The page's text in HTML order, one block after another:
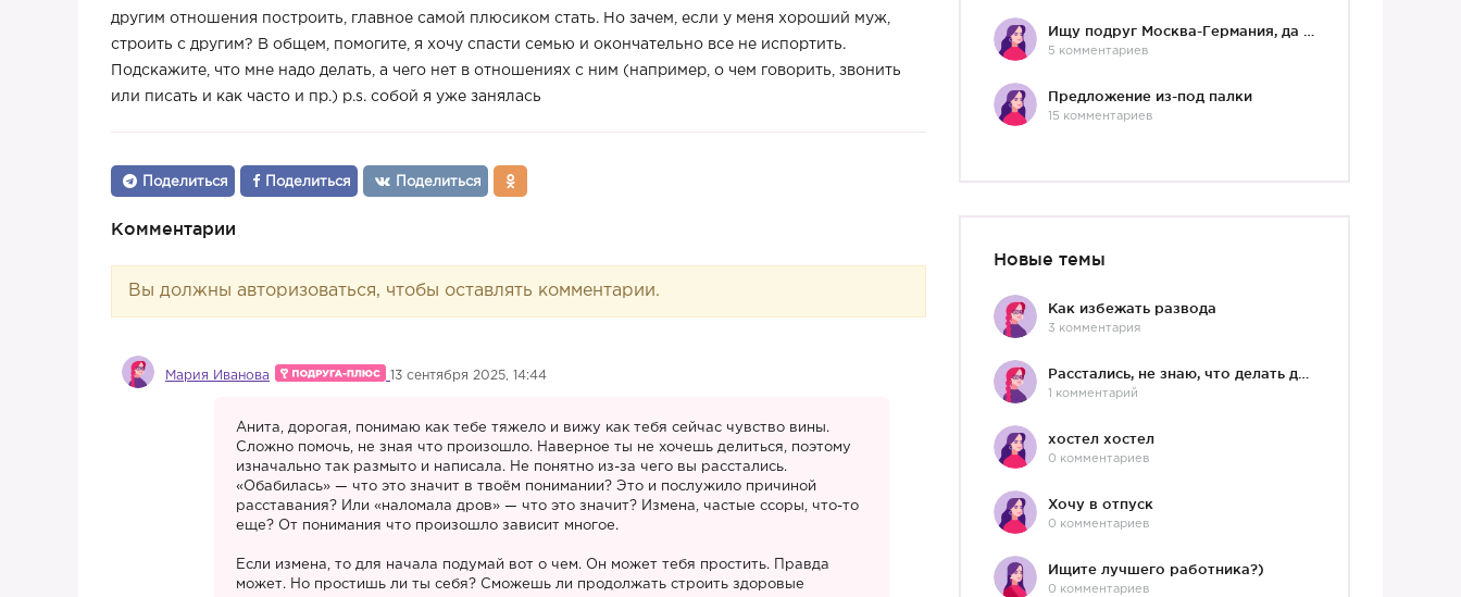
другим отношения построить, главное самой плюсиком стать. Но зачем, если у меня хороший муж,
строить с другим? В общем, помогите, я хочу спасти семью и окончательно все не испортить.
Подскажите, что мне надо делать, а чего нет в отношениях с ним (например, о чем говорить, звонить
или писать и как часто и пр.) p.s. собой я уже занялась
Поделиться Поделиться Поделиться
Комментарии
Вы должны авторизоваться, чтобы оставлять комментарии.
Мария Иванова 13 сентября 2025, 14:44
Анита, дорогая, понимаю как тебе тяжело и вижу как тебя сейчас чувство вины.
Сложно помочь, не зная что произошло. Наверное ты не хочешь делиться, поэтому
изначально так размыто и написала. Не понятно из-за чего вы расстались.
«Обабилась» — что это значит в твоём понимании? Это и послужило причиной
расставания? Или «наломала дров» — что это значит? Измена, частые ссоры, что-то
еще? От понимания что произошло зависит многое.
Если измена, то для начала подумай вот о чем. Он может тебя простить. Правда
может. Но простишь ли ты себя? Сможешь ли продолжать строить здоровые
5 комментариев
Предложение из-под палки
15 комментариев
Новые темы
Как избежать развода
3 комментария
1 комментарий
хостел хостел
0 комментариев
Хочу в отпуск
0 комментариев
Ищите лучшего работника?)
0 комментариев